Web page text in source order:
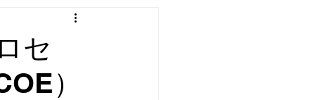
セ
）